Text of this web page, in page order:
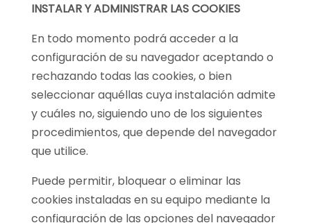
INSTALAR Y ADMINISTRAR LAS COOKIES
En todo momento podrá acceder a la
configuración de su navegador aceptando o
rechazando todas las cookies, o bien
seleccionar aquéllas cuya instalación admite
y cuáles no, siguiendo uno de los siguientes
procedimientos, que depende del navegador
que utilice.
Puede permitir, bloquear o eliminar las
cookies instaladas en su equipo mediante la
configuración de las opciones del navegador